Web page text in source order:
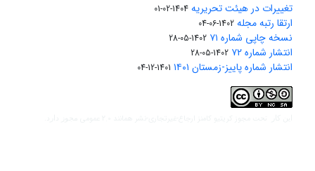
تغییرات در هیئت تحریریه 1404-02-01
ارتقا رتبه مجله 1402-06-04
نسخه چاپی شماره ۷۱ 1402-05-28
انتشار شماره ۷۲ 1402-05-28
انتشار شماره پاییز-زمستان ۱۴۰۱ 1401-12-04